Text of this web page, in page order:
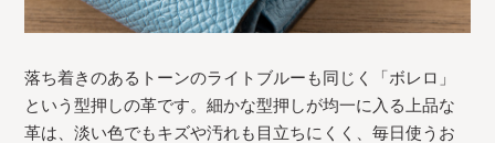
落ち着きのあるトーンのライトブルーも同じく「ボレロ」
という型押しの革です。細かな型押しが均一に入る上品な
革は、淡い色でもキズや汚れも目立ちにくく、毎日使うお